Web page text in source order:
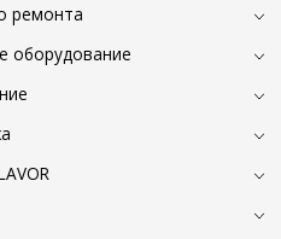
ремонта
оборудование